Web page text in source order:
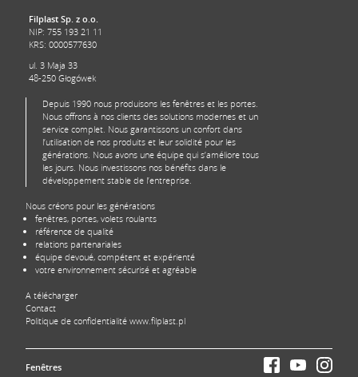
Filplast Sp. z o.o.
NIP: 755 193 21 11
KRS: 0000577630
ul. 3 Maja 33
48-250 Głogówek
Depuis 1990 nous produisons les fenêtres et les portes.
Nous offrons à nos clients des solutions modernes et un
service complet. Nous garantissons un confort dans
l’utilisation de nos produits et leur solidité pour les
générations. Nous avons une équipe qui s’améliore tous
les jours. Nous investissons nos bénéfits dans le
développement stable de l’entreprise.
Nous créons pour les générations
fenêtres, portes, volets roulants
référence de qualité
relations partenariales
équipe devoué, compétent et expérienté
votre environnement sécurisé et agréable
A télécharger
Contact
Politique de confidentialité www.filplast.pl
Fenêtres